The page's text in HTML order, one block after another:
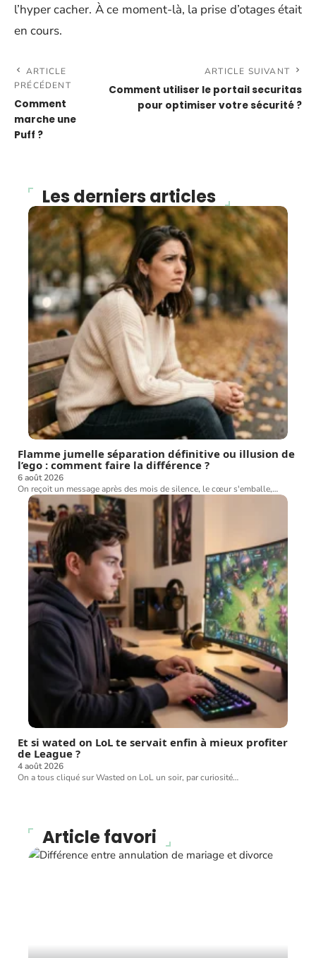
l’hyper cacher. À ce moment-là, la prise d’otages était
en cours.
ARTICLE
PRÉCÉDENT
Comment
marche une
Puff ?
ARTICLE SUIVANT
Comment utiliser le portail securitas
pour optimiser votre sécurité ?
Les derniers articles
Flamme jumelle séparation définitive ou illusion de
l’ego : comment faire la différence ?
6 août 2026
On reçoit un message après des mois de silence, le cœur s'emballe,…
Et si wated on LoL te servait enfin à mieux profiter
de League ?
4 août 2026
On a tous cliqué sur Wasted on LoL un soir, par curiosité…
Article favori